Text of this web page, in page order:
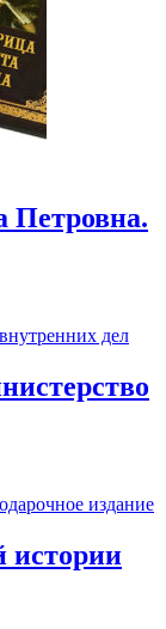
Петровна.
истории